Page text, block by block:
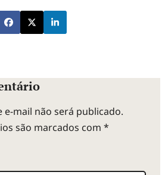
e-mail não será publicado.
são marcados com *